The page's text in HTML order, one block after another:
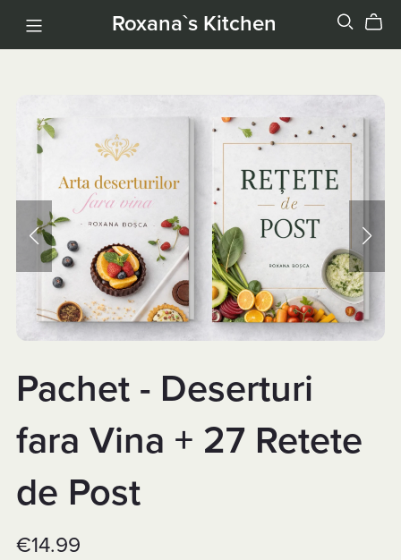
Roxana`s Kitchen
Pachet - Deserturi
fara Vina + 27 Retete
de Post
€14.99